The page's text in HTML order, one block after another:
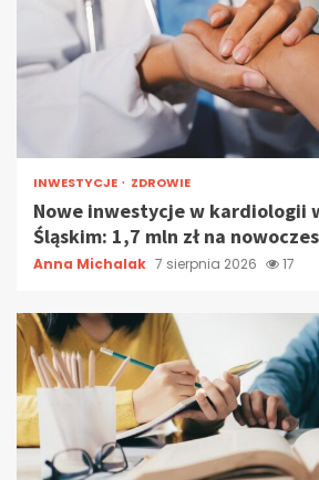
INWESTYCJE ZDROWIE
Nowe inwestycje w kardiologii
Śląskim: 1,7 mln zł na
Anna Michalak 7 sierpnia 2026 17